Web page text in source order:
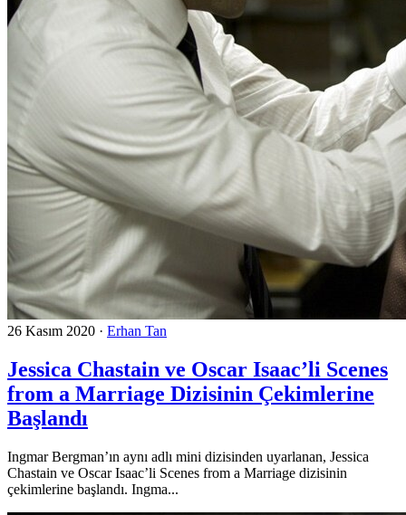
26 Kasım 2020 · Erhan Tan
Jessica Chastain ve Oscar Isaac’li Scenes
from a Marriage Dizisinin Çekimlerine
Başlandı
Ingmar Bergman’ın aynı adlı mini dizisinden uyarlanan, Jessica
Chastain ve Oscar Isaac’li Scenes from a Marriage dizisinin
çekimlerine başlandı. Ingma...